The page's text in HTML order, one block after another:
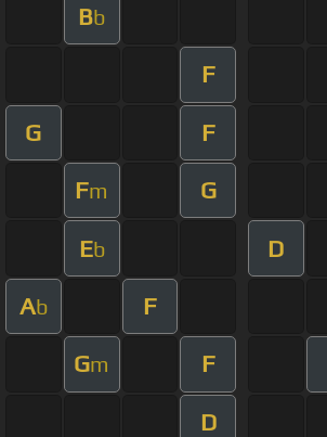
Bb
F
G F
Fm G
Eb D
Ab F
Gm F
D